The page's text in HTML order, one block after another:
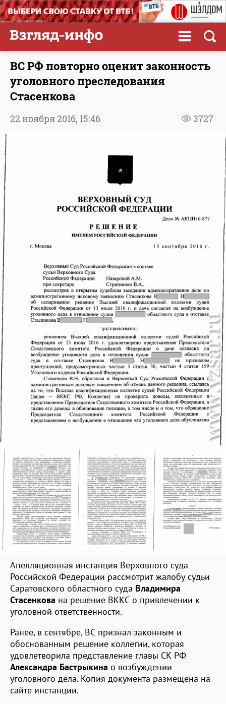
ВС РФ повторно оценит законность
уголовного преследования
Стасенкова
3727
22 ноября 2016, 15:46
Апелляционная инстанция Верховного суда
Российской Федерации рассмотрит жалобу судьи
Саратовского областного суда Владимира
Стасенкова на решение ВККС о привлечении к
уголовной ответственности.
Ранее, в сентябре, ВС признал законным и
обоснованным решение коллегии, которая
удовлетворила представление главы СК РФ
Александра Бастрыкина о возбуждении
уголовного дела. Копия документа размещена на
сайте инстанции.